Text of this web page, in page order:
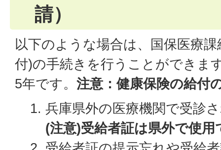
請）
以下のような場合は、国保医療
付)の手続きを行うことができま
5年です。 注意：健康保険の給付
兵庫県外の医療機関で受診
(注意)受給者証は県外で使